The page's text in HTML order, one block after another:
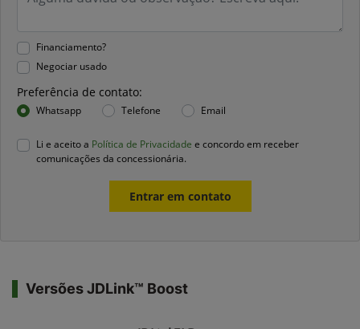
Financiamento?
Negociar usado
Preferência de contato:
Whatsapp Telefone Email
Li e aceito a Política de Privacidade e concordo em receber
comunicações da concessionária.
Entrar em contato
Versões JDLink™ Boost